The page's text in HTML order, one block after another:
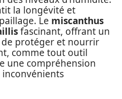
la longévité et
Le miscanthus
fascinant, offrant un
protéger et nourrir
comme tout outil
une compréhension